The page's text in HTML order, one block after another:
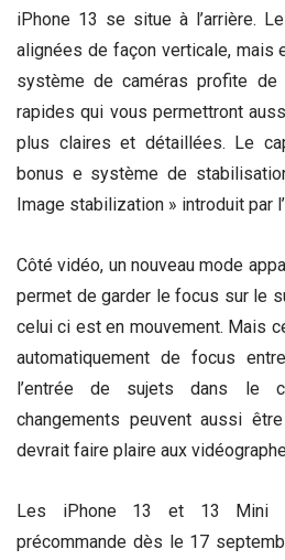
iPhone 13 se situe à l’arrière.
alignées de façon verticale, mais
système de caméras profite de
rapides qui vous permettront
plus claires et détaillées. Le
bonus e système de
Image stabilization » introduit par
Côté vidéo, un nouveau mode
permet de garder le focus sur le
celui ci est en mouvement. Mais
automatiquement de focus
l’entrée de sujets dans le
changements peuvent aussi
devrait faire plaire aux
Les iPhone 13 et 13 Mini
précommande dès le 17